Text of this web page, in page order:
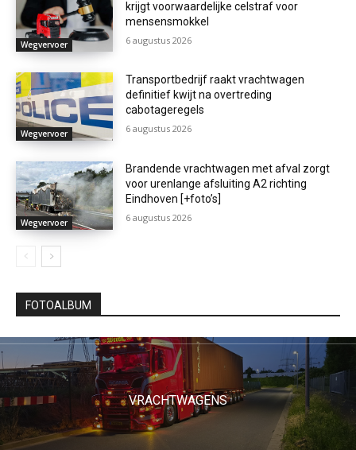
Wegvervoer
krijgt voorwaardelijke celstraf voor
mensensmokkel
6 augustus 2026
Wegvervoer
Transportbedrijf raakt vrachtwagen
definitief kwijt na overtreding
cabotageregels
6 augustus 2026
Wegvervoer
Brandende vrachtwagen met afval zorgt
voor urenlange afsluiting A2 richting
Eindhoven [+foto’s]
6 augustus 2026
FOTOALBUM
VRACHTWAGENS